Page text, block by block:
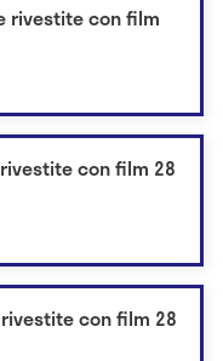
rivestite con film
con film 28
con film 28